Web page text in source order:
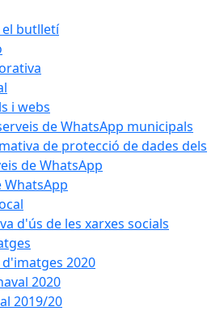
butlletí
i webs
de WhatsApp municipals
de protecció de dades dels
de WhatsApp
WhatsApp
d'ús de les xarxes socials
2020
2020
2019/20